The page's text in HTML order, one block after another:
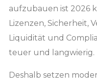
aufzubauen ist 2026
Lizenzen, Sicherheit,
Liquidität und
teuer und langwierig.
Deshalb setzen